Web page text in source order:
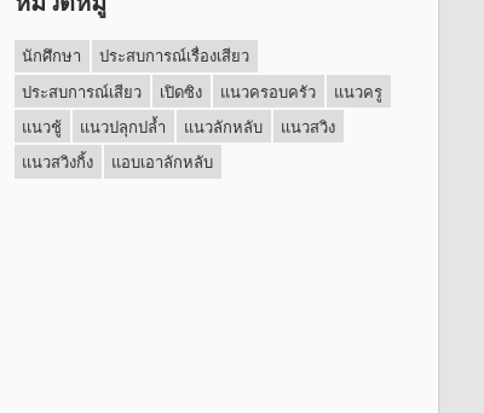
นักศึกษา
ประสบการณ์เรื่องเสียว
ประสบการณ์เสียว
เปิดซิง แนวครอบครัว
แนวครู
แนวชู้
แนวปลุกปล้ำ แนวลักหลับ
แนวสวิง
แนวสวิงกิ้ง
แอบเอาลักหลับ